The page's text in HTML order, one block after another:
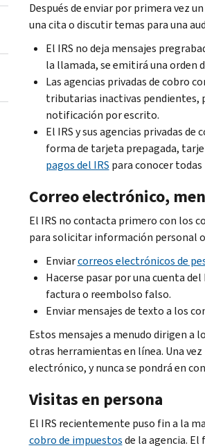
Después de enviar por primera vez
una cita o discutir temas para una
El IRS no deja mensajes
la llamada, se emitirá una orden
Las agencias privadas de cobro
tributarias inactivas pendientes,
notificación por escrito.
El IRS y sus agencias privadas
forma de tarjeta prepagada,
pagos del IRS para conocer
Correo electrónico,
El IRS no contacta primero con los
para solicitar información personal
Enviarcorreos electrónicos de
Hacerse pasar por una cuenta
factura o reembolso falso.
Enviar mensajes de texto a los
Estos mensajes a menudo dirigen a
otras herramientas en línea. Una
electrónico, y nunca se pondrá en
Visitas en persona
El IRS recientemente puso fin a la
cobro de impuestosde la agencia.